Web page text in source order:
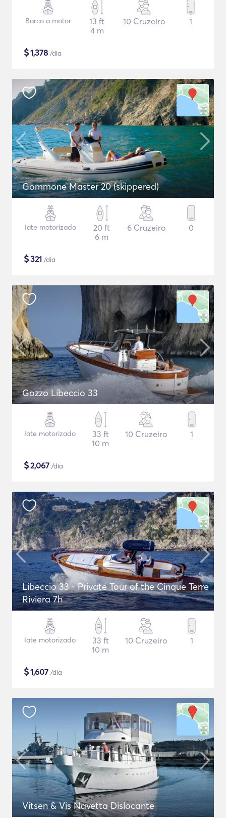
Barco a motor
13 ft
4 m
10 Cruzeiro 1
$1,378 /dia
Gommone Master 20 (skippered)
Iate motorizado
20 ft
6 m
6 Cruzeiro 0
$321 /dia
Gozzo Libeccio 33
Iate motorizado
33 ft
10 m
10 Cruzeiro 1
$2,067 /dia
Libeccio 33 - Private Tour of the Cinque Terre
Riviera 7h
Iate motorizado
33 ft
10 m
10 Cruzeiro 1
$1,607 /dia
Vitsen & Vis Navetta Dislocante